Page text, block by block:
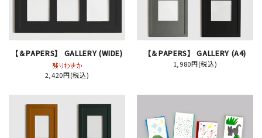
印刷見本
シルクスクリーン
無地素材
【＆PAPERS】 GALLERY (WIDE)
2,420円(税込)
【＆PAPERS】 GALLERY (A4)
1,980円(税込)